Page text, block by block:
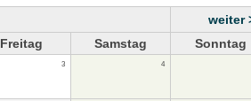
weiter
Freitag Samstag Sonntag
3 4